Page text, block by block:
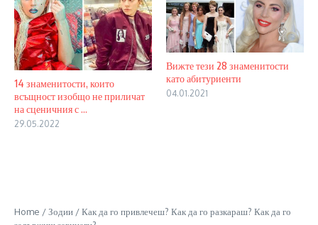
14 знаменитости, които
всъщност изобщо не приличат
на сценичния с ...
29.05.2022
Вижте тези 28 знаменитости
като абитуриенти
04.01.2021
Home /Зодии /Как да го привлечеш? Как да го разкараш? Как да го